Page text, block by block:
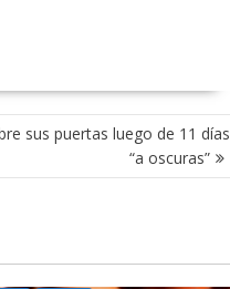
sus puertas luego de 11 días
“a oscuras”